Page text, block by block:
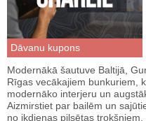
Dāvanu kupons
Modernākā šautuve Baltijā,
Rīgas vecākajiem bunkuriem,
modernāko interjeru un
Aizmirstiet par bailēm un
no ikdienas pilsētas trokšņiem.